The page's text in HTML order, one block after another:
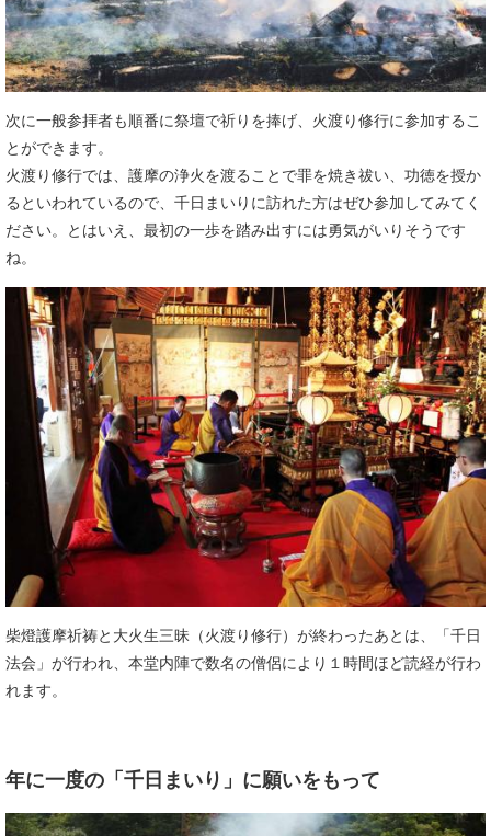
次に一般参拝者も順番に祭壇で祈りを捧げ、火渡り修行に参加するこ
とができます。
火渡り修行では、護摩の浄火を渡ることで罪を焼き祓い、功徳を授か
るといわれているので、千日まいりに訪れた方はぜひ参加してみてく
ださい。とはいえ、最初の一歩を踏み出すには勇気がいりそうです
ね。
柴燈護摩祈祷と大火生三昧（火渡り修行）が終わったあとは、「千日
法会」が行われ、本堂内陣で数名の僧侶により１時間ほど読経が行わ
れます。
年に一度の「千日まいり」に願いをもって